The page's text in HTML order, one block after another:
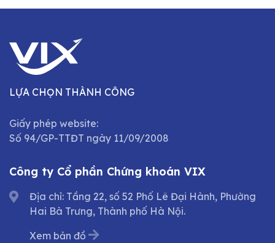
LỰA CHỌN THÀNH CÔNG
Giấy phép website:
Số 94/GP-TTĐT ngày 11/09/2008
Công ty Cổ phần Chứng khoán VIX
Địa chỉ: Tầng 22, số 52 Phố Lê Đại Hành, Phường
Hai Bà Trưng, Thành phố Hà Nội.
Xem bản đồ